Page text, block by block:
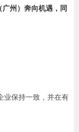
州）奔向机遇，同
业保持一致，并在有